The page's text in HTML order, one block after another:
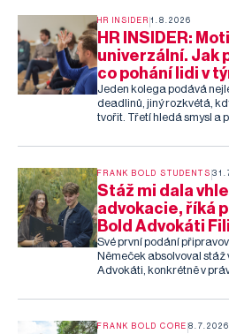
HR INSIDER 1.8.2026
HR INSIDER:
univerzální. Jak
co pohání lidi v
Jeden kolega podává
deadlinů, jiný rozkvétá,
tvořit. Třetí hledá smysl a
rozdíly poznat – a co s
FRANK BOLD STUDENTS
Stáž mi dala
advokacie, říká
Bold Advokáti
Své první podání
Němeček absolvoval stáž
Advokáti, konkrétně v
ochranu životního
genetické šlechtění
FRANK BOLD CORE 8.7.2026